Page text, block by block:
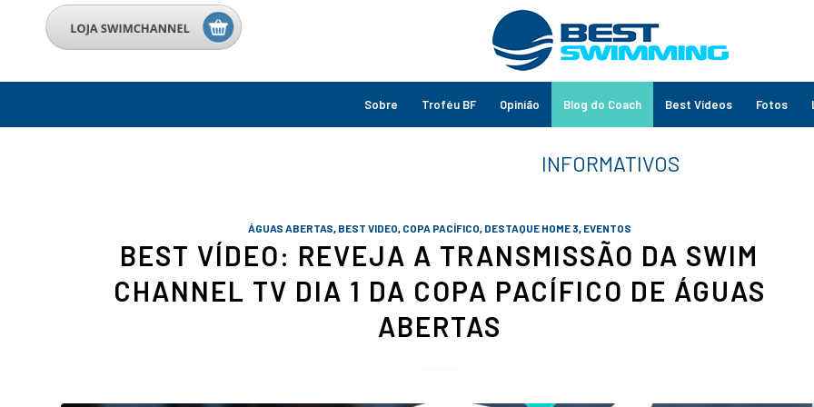
Sobre Troféu BF Opinião Blog do Coach Best Vídeos Fotos
ÁGUAS ABERTAS, BEST VIDEO, COPA PACÍFICO, DESTAQUE HOME 3, EVENTOS
BEST VÍDEO: REVEJA A TRANSMISSÃO DA SWIM
CHANNEL TV DIA 1 DA COPA PACÍFICO DE ÁGUAS
ABERTAS